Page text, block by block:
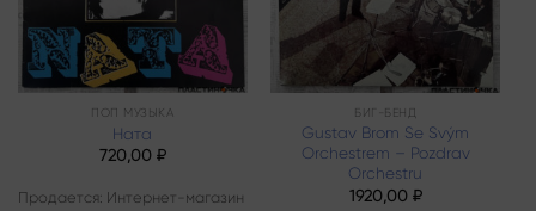
ПОП МУЗЫКА
Ната
720,00 ₽
Продается: Интернет-магазин
БИГ-БЕНД
Gustav Brom Se Svým
Orchestrem – Pozdrav
Orchestru
1920,00 ₽